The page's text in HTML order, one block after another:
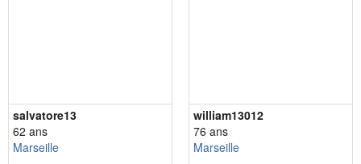
salvatore13
62 ans
Marseille
william13012
76 ans
Marseille